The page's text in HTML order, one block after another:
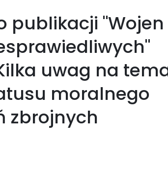
publikacji "Wojen
uwag na
moralnego
zbrojnych